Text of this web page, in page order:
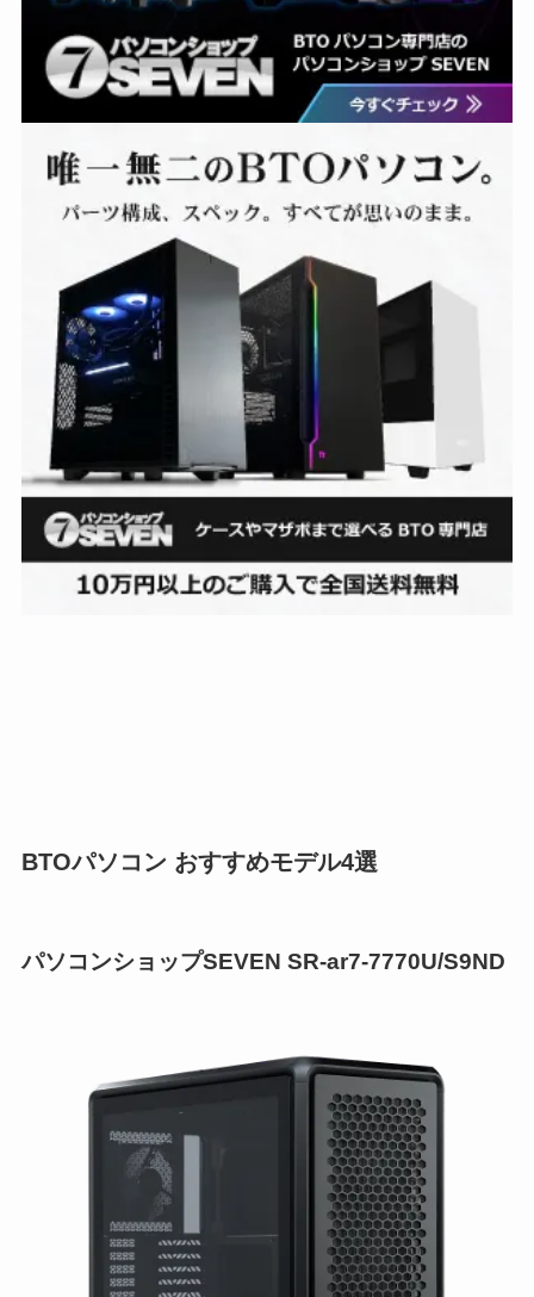
BTOパソコン おすすめモデル4選
パソコンショップSEVEN SR-ar7-7770U/S9ND